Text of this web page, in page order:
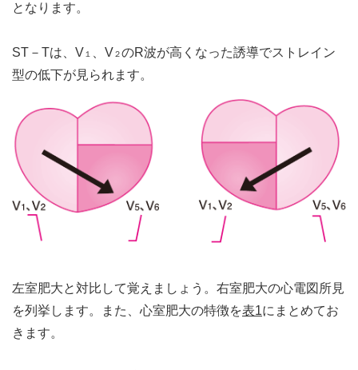
となります。
ST－Tは、V１ 、V２のR波が高くなった誘導でストレイン
型の低下が見られます。
左室肥大と対比して覚えましょう。右室肥大の心電図所見
を列挙します。また、心室肥大の特徴を表1にまとめてお
きます。